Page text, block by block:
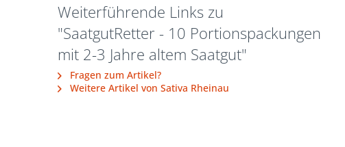
Weiterführende Links zu
"SaatgutRetter - 10 Portionspackungen
mit 2-3 Jahre altem Saatgut"
Fragen zum Artikel?
Weitere Artikel von Sativa Rheinau